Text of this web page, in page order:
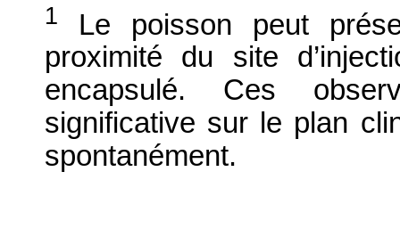
1
Le poisson peut
proximité du site
encapsulé. Ces
significative sur le plan
spontanément.